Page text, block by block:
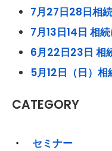
7月27日28日相
7月13日14日 相
6月22日23日 相
5月12日（日）
CATEGORY
セミナー